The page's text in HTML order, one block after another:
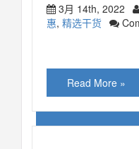
3月 14th, 2022
惠, 精选干货
Read More »